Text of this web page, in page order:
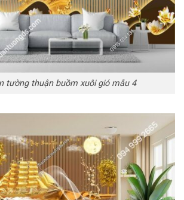
tường thuận buồm xuôi gió mẫu 4